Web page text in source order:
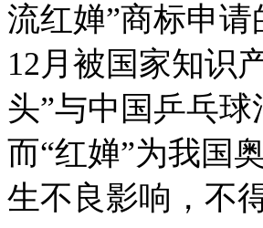
流红婵”商标申
12月被国家知识
头”与中国乒乓
而“红婵”为我国
生不良影响，不